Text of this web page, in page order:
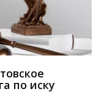
по иску